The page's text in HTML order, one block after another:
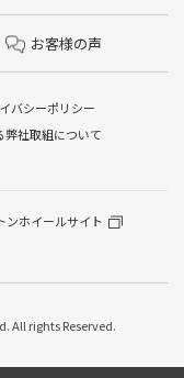
お客様の声
バシーポリシー
弊社取組について
ンホイールサイト
All rights Reserved.
オイル交換/その他
ローク契約会員の